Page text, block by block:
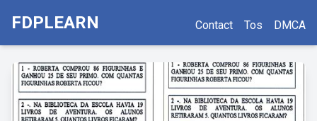
FDPLEARN Contact Tos DMCA